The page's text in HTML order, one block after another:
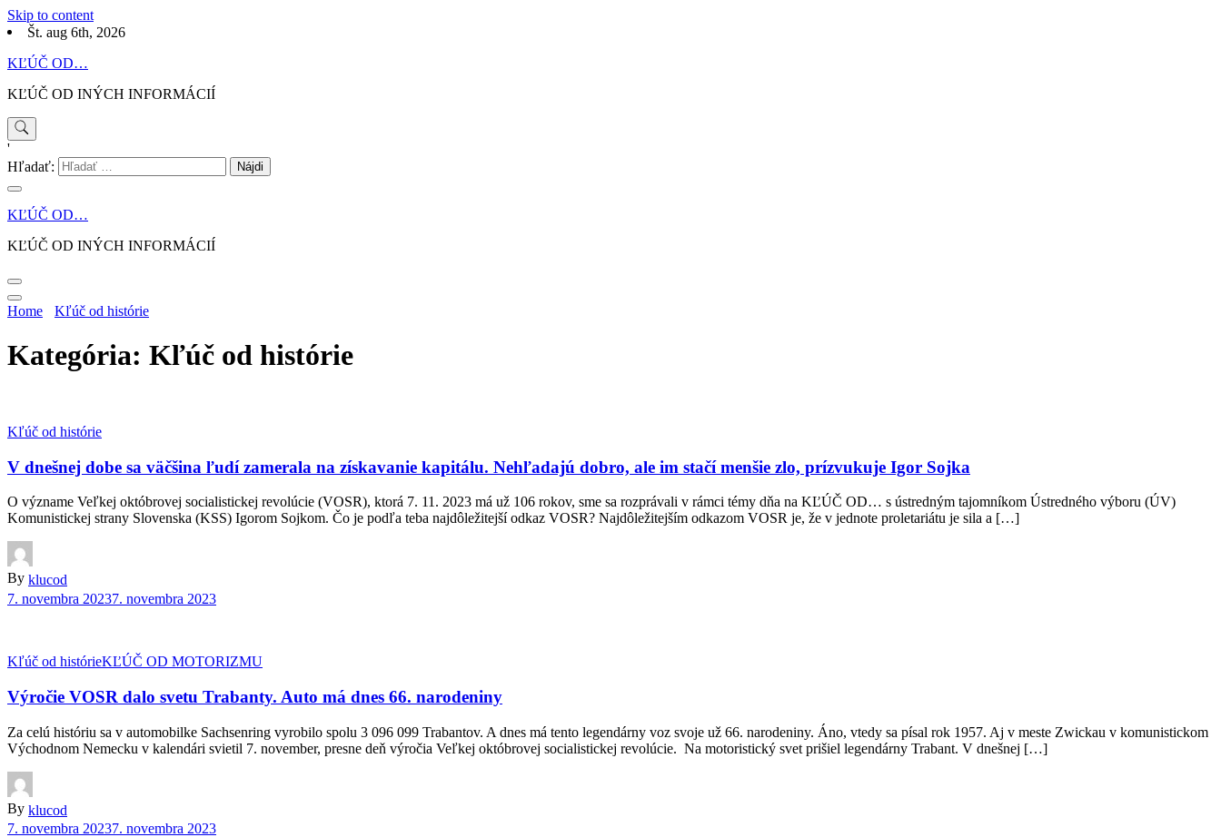
Skip to content
Št. aug 6th, 2026
KĽÚČ OD…
KĽÚČ OD INÝCH INFORMÁCIÍ
'
Hľadať:
KĽÚČ OD…
KĽÚČ OD INÝCH INFORMÁCIÍ
Home Kľúč od histórie
Kategória: Kľúč od histórie
Kľúč od histórie
V dnešnej dobe sa väčšina ľudí zamerala na získavanie kapitálu. Nehľadajú dobro, ale im stačí menšie zlo, prízvukuje Igor Sojka
O význame Veľkej októbrovej socialistickej revolúcie (VOSR), ktorá 7. 11. 2023 má už 106 rokov, sme sa rozprávali v rámci témy dňa na KĽÚČ OD… s ústredným tajomníkom Ústredného výboru (ÚV)
Komunistickej strany Slovenska (KSS) Igorom Sojkom. Čo je podľa teba najdôležitejší odkaz VOSR? Najdôležitejším odkazom VOSR je, že v jednote proletariátu je sila a […]
By klucod
7. novembra 20237. novembra 2023
Kľúč od histórieKĽÚČ OD MOTORIZMU
Výročie VOSR dalo svetu Trabanty. Auto má dnes 66. narodeniny
Za celú históriu sa v automobilke Sachsenring vyrobilo spolu 3 096 099 Trabantov. A dnes má tento legendárny voz svoje už 66. narodeniny. Áno, vtedy sa písal rok 1957. Aj v meste Zwickau v komunistickom
Východnom Nemecku v kalendári svietil 7. november, presne deň výročia Veľkej októbrovej socialistickej revolúcie. Na motoristický svet prišiel legendárny Trabant. V dnešnej […]
By klucod
7. novembra 20237. novembra 2023